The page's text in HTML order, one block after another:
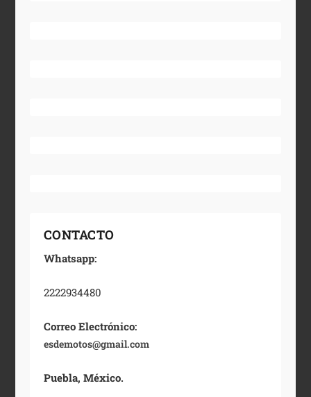
CONTACTO
Whatsapp:
2222934480
Correo Electrónico:
esdemotos@gmail.com
Puebla, México.